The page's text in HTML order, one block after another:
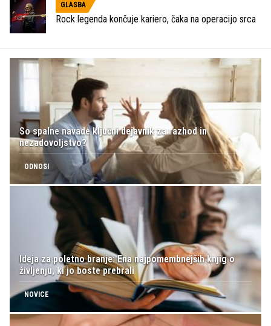
GLASBA
Rock legenda končuje kariero, čaka na operacijo srca
So spalne navade ključni dejavnik za razhod in
nezadovoljstvo?
ODNOSI
Ideja za poletno branje: Ena najpomembnejših knjig o
življenju, ki jo boste prebrali
NOVICE